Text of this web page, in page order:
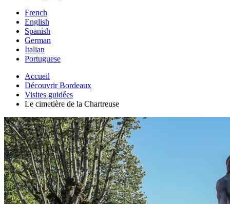
French
English
Spanish
German
Italian
Portuguese
Accueil
Découvrir Bordeaux
Visites guidées
Le cimetière de la Chartreuse